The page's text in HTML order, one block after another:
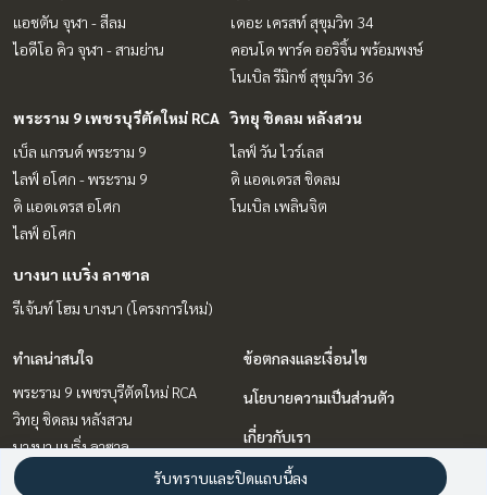
แอชตัน จุฬา - สีลม
ไอดีโอ คิว จุฬา - สามย่าน
เดอะ เครสท์ สุขุมวิท 34
คอนโด พาร์ค ออริจิ้น พร้อมพงษ์
โนเบิล รีมิกซ์ สุขุมวิท 36
พระราม 9 เพชรบุรีตัดใหม่ RCA
เบ็ล แกรนด์ พระราม 9
ไลฟ์ อโศก - พระราม 9
ดิ แอดเดรส อโศก
ไลฟ์ อโศก
วิทยุ ชิดลม หลังสวน
ไลฟ์ วัน ไวร์เลส
ดิ แอดเดรส ชิดลม
โนเบิล เพลินจิต
บางนา แบริ่ง ลาซาล
รีเจ้นท์ โฮม บางนา (โครงการใหม่)
ทำเลน่าสนใจ
พระราม 9 เพชรบุรีตัดใหม่ RCA
วิทยุ ชิดลม หลังสวน
บางนา แบริ่ง ลาซาล
สุขุมวิท อโศก ทองหล่อ
ข้อตกลงและเงื่อนไข
นโยบายความเป็นส่วนตัว
เกี่ยวกับเรา
วิธีการฝากขาย-เช่า
รับทราบและปิดแถบนี้ลง